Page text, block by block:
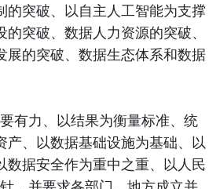
的突破、以自主人工智能为支撑
突破、数据人力资源的突破、
展的突破、数据生态体系和数据
有力、以结果为衡量标准、统
产、以数据基础设施为基础、以
数据安全作为重中之重、以人民